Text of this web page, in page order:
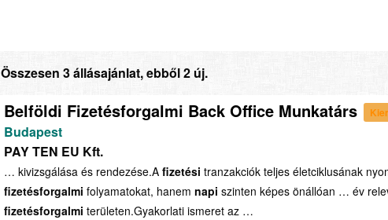
Összesen 3 állásajánlat, ebből 2 új.
Belföldi Fizetésforgalmi Back Office Munkatárs
Budapest
PAY TEN EU Kft.
… kivizsgálása és rendezése.A fizetési tranzakciók teljes életciklusának
fizetésforgalmi folyamatokat, hanem napi szinten képes önállóan … év
fizetésforgalmi területen.Gyakorlati ismeret az …